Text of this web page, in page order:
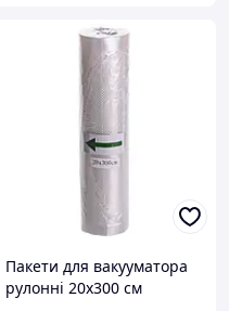
Пакети для вакууматора
рулонні 20х300 см